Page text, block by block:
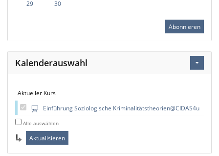
29
30
Abonnieren
Kalenderauswahl
Aktueller Kurs
Einführung Soziologische Kriminalitätstheorien@CIDAS4u
Alle auswählen